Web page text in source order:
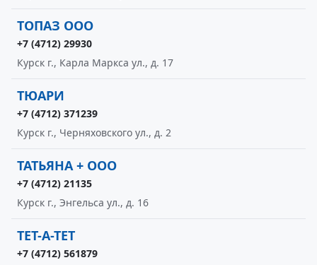
ТОПАЗ ООО
+7 (4712) 29930
Курск г., Карла Маркса ул., д. 17
ТЮАРИ
+7 (4712) 371239
Курск г., Черняховского ул., д. 2
ТАТЬЯНА + ООО
+7 (4712) 21135
Курск г., Энгельса ул., д. 16
ТЕТ-А-ТЕТ
+7 (4712) 561879